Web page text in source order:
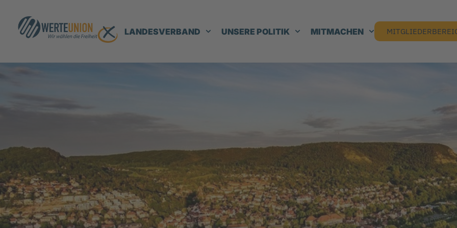
LANDESVERBAND UNSERE POLITIK MITMACHEN